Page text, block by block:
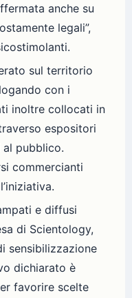
anche su
legali”,
sul territorio
con i
inoltre collocati in
espositori
pubblico.
commercianti
e diffusi
di Scientology,
sensibilizzazione
dichiarato è
favorire scelte